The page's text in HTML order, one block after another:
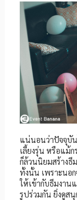
แน่นอนว่าปัจจุบัน
เลี้ยงรุ่น หรือแม้
ก็ล้วนนิยมสร้างธี
ทั้งนั้น เพราะนอก
ให้เข้ากับธีมงาน
รูปร่วมกัน ยิ่งดูส